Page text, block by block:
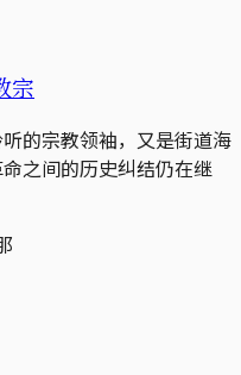
宗
的宗教领袖，又是街道海
之间的历史纠结仍在继